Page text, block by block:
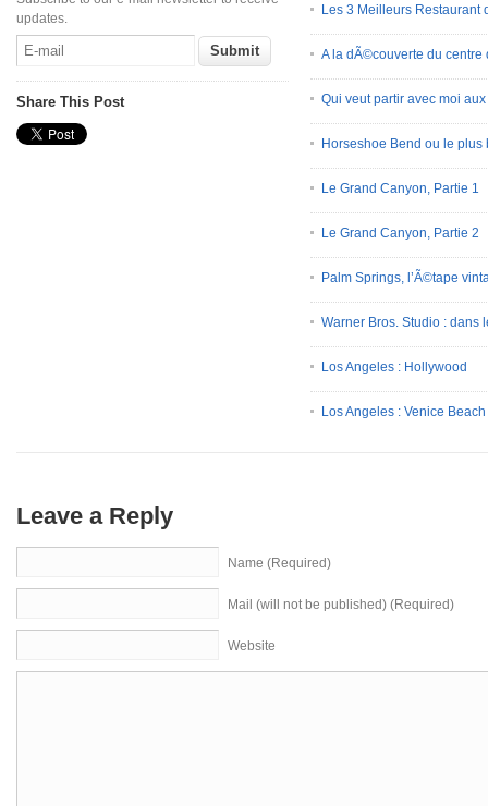
updates.
Share This Post
Les 3 Meilleurs Restaurant
A la dÃ©couverte du centre
Qui veut partir avec moi
Horseshoe Bend ou le plus
Le Grand Canyon, Partie 1
Le Grand Canyon, Partie 2
Palm Springs, l’Ã©tape
Warner Bros. Studio : dans
Los Angeles : Hollywood
Los Angeles : Venice
Leave a Reply
Name (Required)
Mail (will not be published) (Required)
Website